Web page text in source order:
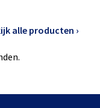
alle producten ›